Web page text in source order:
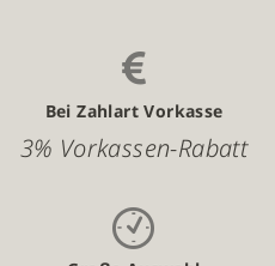
Bei Zahlart Vorkasse
3% Vorkassen-Rabatt